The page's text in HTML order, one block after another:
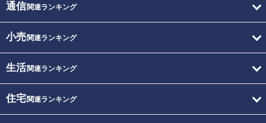
通信関連ランキング
小売関連ランキング
生活関連ランキング
住宅関連ランキング